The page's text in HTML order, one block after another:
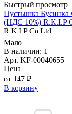
Быстрый просмотр
Пустышка Бусинка
(НДС 10%) R.K.I.P
R.K.I.P Co Ltd
Мало
В наличии: 1
Арт. KF-00040655
Цена
от 147 ₽
В корзину